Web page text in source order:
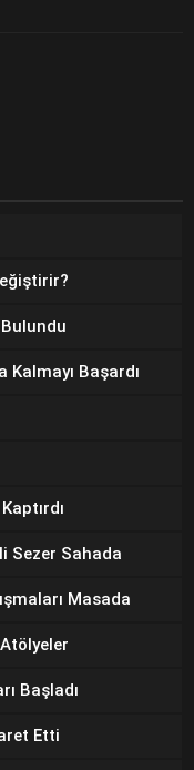
Bulundu
Kalmayı Başardı
Sezer Sahada
Masada
Başladı
Etti